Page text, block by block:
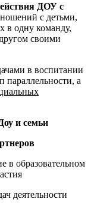
ДОУ с
с детьми,
в одну команду,
своими
в воспитании
параллельности, а
и семьи
в образовательном
деятельности